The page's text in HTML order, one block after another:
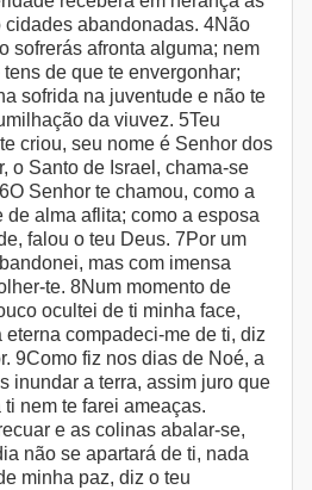
abandonadas. 4Não
sofrerás afronta alguma; nem
de que te envergonhar;
sofrida na juventude e não te
da viuvez. 5Teu
criou, seu nome é Senhor dos
o Santo de Israel, chama-se
Senhor te chamou, como a
de alma aflita; como a esposa
falou o teu Deus. 7Por um
mas com imensa
te. 8Num momento de
ocultei de ti minha face,
compadeci-me de ti, diz
9Como fiz nos dias de Noé, a
inundar a terra, assim juro que
nem te farei ameaças.
e as colinas abalar-se,
não se apartará de ti, nada
minha paz, diz o teu